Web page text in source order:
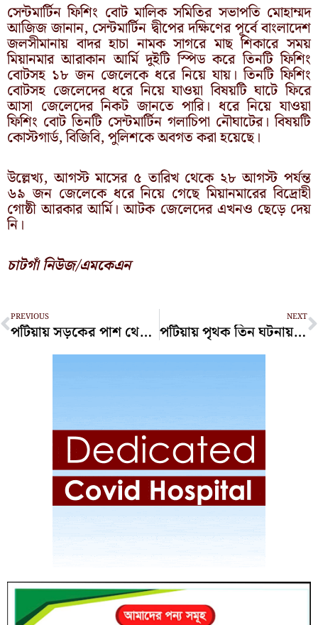
সেন্টমার্টিন ফিশিং বোট মালিক সমিতির সভাপতি মোহাম্মদ
আজিজ জানান, সেন্টমার্টিন দ্বীপের দক্ষিণের পূর্বে বাংলাদেশ
জলসীমানায় বাদর হাচা নামক সাগরে মাছ শিকারে সময়
মিয়ানমার আরাকান আর্মি দুইটি স্পিড করে তিনটি ফিশিং
বোটসহ ১৮ জন জেলেকে ধরে নিয়ে যায়। তিনটি ফিশিং
বোটসহ জেলেদের ধরে নিয়ে যাওয়া বিষয়টি ঘাটে ফিরে
আসা জেলেদের নিকট জানতে পারি। ধরে নিয়ে যাওয়া
ফিশিং বোট তিনটি সেন্টমার্টিন গলাচিপা নৌঘাটের। বিষয়টি
কোস্টগার্ড, বিজিবি, পুলিশকে অবগত করা হয়েছে।
উল্লেখ্য, আগস্ট মাসের ৫ তারিখ থেকে ২৮ আগস্ট পর্যন্ত
৬৯ জন জেলেকে ধরে নিয়ে গেছে মিয়ানমারের বিদ্রোহী
গোষ্ঠী আরকার আর্মি। আটক জেলেদের এখনও ছেড়ে দেয়
নি।
চাটগাঁ নিউজ/এমকেএন
Prev
PREVIOUS
পটিয়ায় সড়কের পাশ থেকে অজ্ঞাত যুবকের মরদেহ উদ্ধার
NEXT
পটিয়ায় পৃথক তিন ঘটনায় প্রাণ গেল তিন জনের